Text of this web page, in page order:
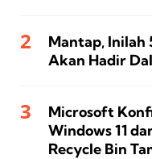
Mantap, Inilah
Akan Hadir
Microsoft
Windows 11
Recycle Bin